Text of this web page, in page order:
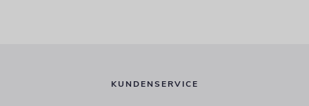
KUNDENSERVICE